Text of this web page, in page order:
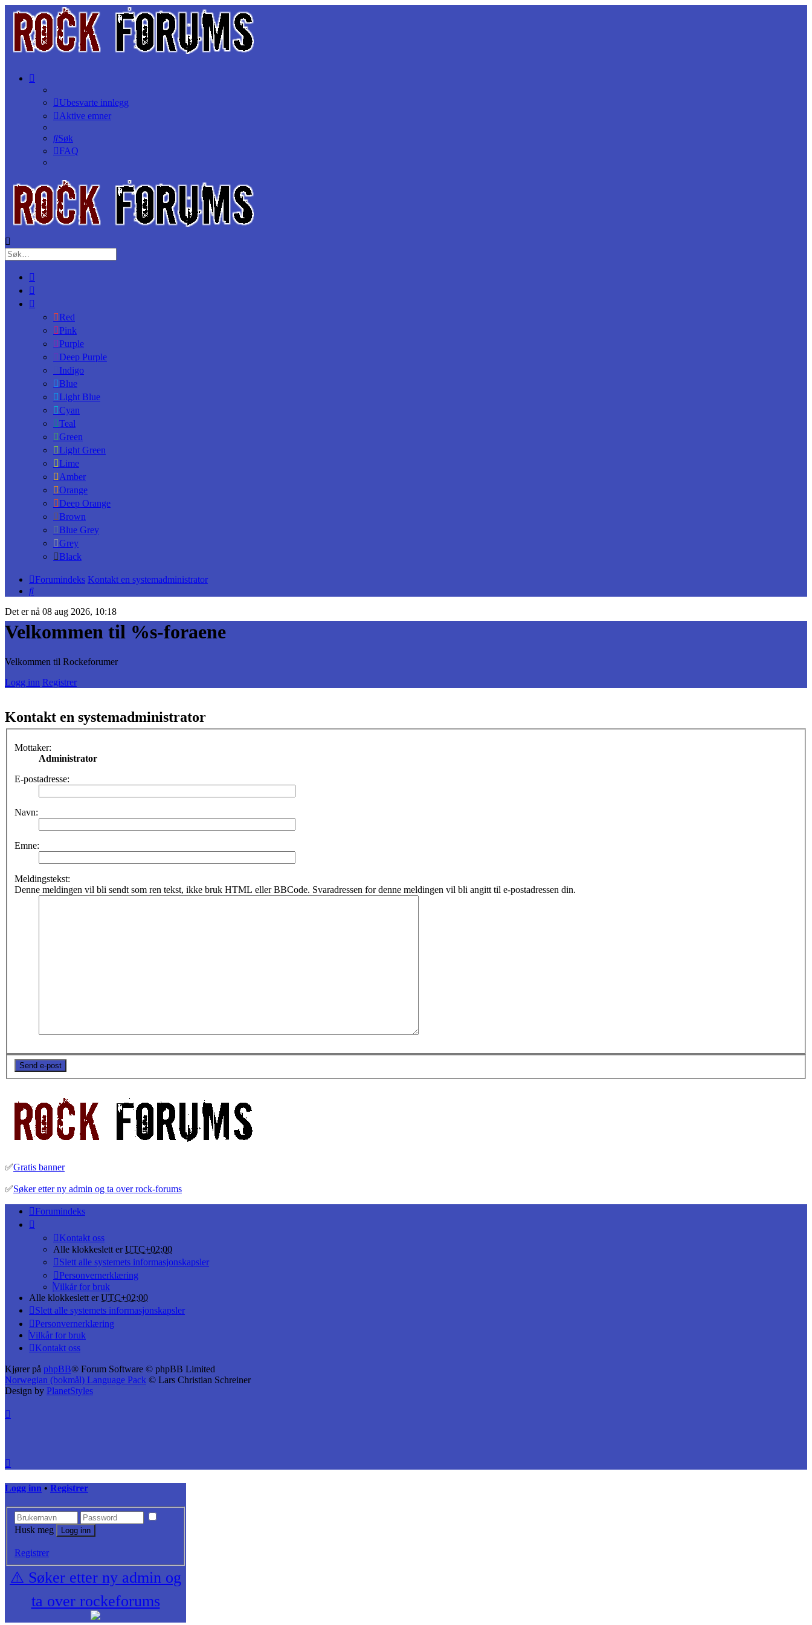
Ubesvarte innlegg
Aktive emner
Søk
FAQ
Red
Pink
Purple
Deep Purple
Indigo
Blue
Light Blue
Cyan
Teal
Green
Light Green
Lime
Amber
Orange
Deep Orange
Brown
Blue Grey
Grey
Black
Forumindeks Kontakt en systemadministrator
Søk
Det er nå 08 aug 2026, 10:18
Velkommen til %s-foraene
Velkommen til Rockeforumer
Logg inn Registrer
Kontakt en systemadministrator
Mottaker:
Administrator
E-postadresse:
Navn:
Emne:
Meldingstekst:
Denne meldingen vil bli sendt som ren tekst, ikke bruk HTML eller BBCode. Svaradressen for denne meldingen vil bli angitt til e-postadressen din.
✅Gratis banner
✅Søker etter ny admin og ta over rock-forums
Forumindeks
Kontakt oss
Alle klokkeslett erUTC+02:00
Slett alle systemets informasjonskapsler
Personvernerklæring
Vilkår for bruk
Alle klokkeslett erUTC+02:00
Slett alle systemets informasjonskapsler
Personvernerklæring
Vilkår for bruk
Kontakt oss
Kjører på phpBB® Forum Software © phpBB Limited
Norwegian (bokmål) Language Pack © Lars Christian Schreiner
Design by PlanetStyles
Logg inn • Registrer
Husk meg
Registrer
⚠️ Søker etter ny admin og
ta over rockeforums